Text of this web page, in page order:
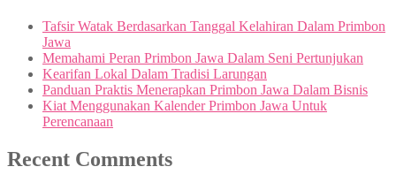
Tafsir Watak Berdasarkan Tanggal Kelahiran Dalam Primbon
Jawa
Memahami Peran Primbon Jawa Dalam Seni Pertunjukan
Kearifan Lokal Dalam Tradisi Larungan
Panduan Praktis Menerapkan Primbon Jawa Dalam Bisnis
Kiat Menggunakan Kalender Primbon Jawa Untuk
Perencanaan
Recent Comments